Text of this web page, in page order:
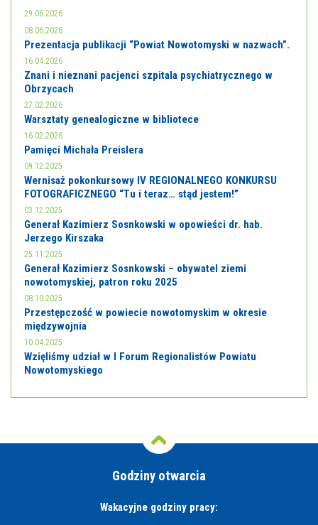
29.06.2026
08.06.2026
Prezentacja publikacji “Powiat Nowotomyski w nazwach”.
16.04.2026
Znani i nieznani pacjenci szpitala psychiatrycznego w
Obrzycach
27.02.2026
Warsztaty genealogiczne w bibliotece
16.02.2026
Pamięci Michała Preislera
09.12.2025
Wernisaż pokonkursowy IV REGIONALNEGO KONKURSU
FOTOGRAFICZNEGO “Tu i teraz… stąd jestem!”
03.12.2025
Generał Kazimierz Sosnkowski w opowieści dr. hab.
Jerzego Kirszaka
25.11.2025
Generał Kazimierz Sosnkowski – obywatel ziemi
nowotomyskiej, patron roku 2025
08.10.2025
Przestępczość w powiecie nowotomyskim w okresie
międzywojnia
10.04.2025
Wzięliśmy udział w I Forum Regionalistów Powiatu
Nowotomyskiego
Godziny otwarcia
Wakacyjne godziny pracy: